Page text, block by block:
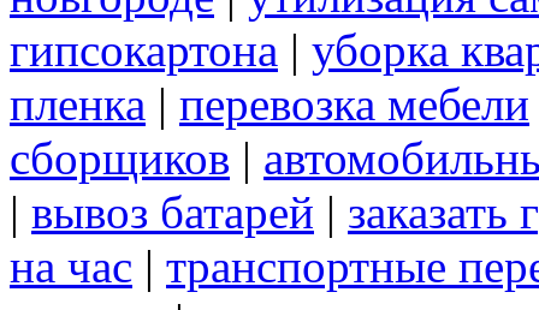
гипсокартона | уборка
пленка | перевозка мебели
сборщиков |
| вывоз батарей | заказать
на час | транспортные